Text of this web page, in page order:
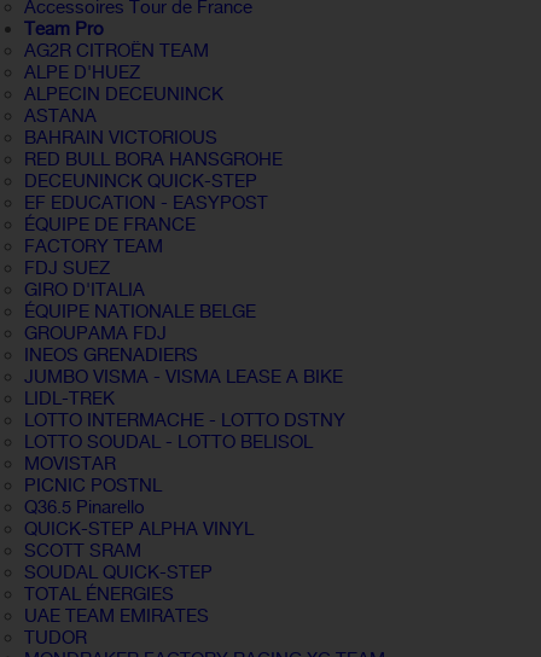
Accessoires Tour de France
Team Pro
AG2R CITROËN TEAM
ALPE D'HUEZ
ALPECIN DECEUNINCK
ASTANA
BAHRAIN VICTORIOUS
RED BULL BORA HANSGROHE
DECEUNINCK QUICK-STEP
EF EDUCATION - EASYPOST
ÉQUIPE DE FRANCE
FACTORY TEAM
FDJ SUEZ
GIRO D'ITALIA
ÉQUIPE NATIONALE BELGE
GROUPAMA FDJ
INEOS GRENADIERS
JUMBO VISMA - VISMA LEASE A BIKE
LIDL-TREK
LOTTO INTERMACHE - LOTTO DSTNY
LOTTO SOUDAL - LOTTO BELISOL
MOVISTAR
PICNIC POSTNL
Q36.5 Pinarello
QUICK-STEP ALPHA VINYL
SCOTT SRAM
SOUDAL QUICK-STEP
TOTAL ÉNERGIES
UAE TEAM EMIRATES
TUDOR